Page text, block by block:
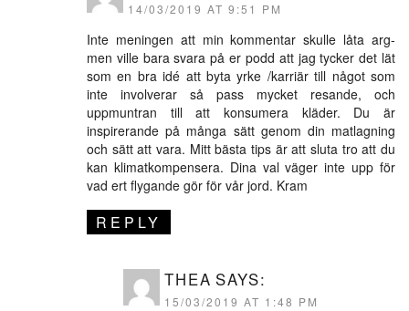
14/03/2019 AT 9:51 PM
Inte meningen att min kommentar skulle låta arg-
men ville bara svara på er podd att jag tycker det lät
som en bra idé att byta yrke /karriär till något som
inte involverar så pass mycket resande, och
uppmuntran till att konsumera kläder. Du är
inspirerande på många sätt genom din matlagning
och sätt att vara. Mitt bästa tips är att sluta tro att du
kan klimatkompensera. Dina val väger inte upp för
vad ert flygande gör för vår jord. Kram
REPLY
THEA SAYS:
15/03/2019 AT 1:48 PM